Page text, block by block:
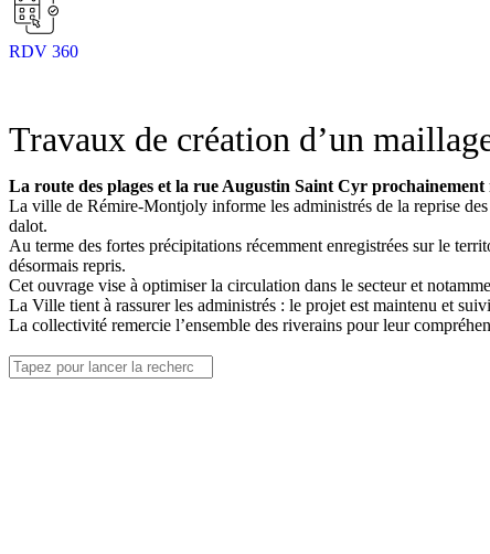
RDV 360
Travaux de création d’un
La route des plages et la rue Augustin Saint Cyr prochainement
La ville de Rémire-Montjoly informe les administrés de la reprise
dalot.
Au terme des fortes précipitations récemment enregistrées sur le
désormais repris.
Cet ouvrage vise à optimiser la circulation dans le secteur et
La Ville tient à rassurer les administrés : le projet est maintenu et
La collectivité remercie l’ensemble des riverains pour leur